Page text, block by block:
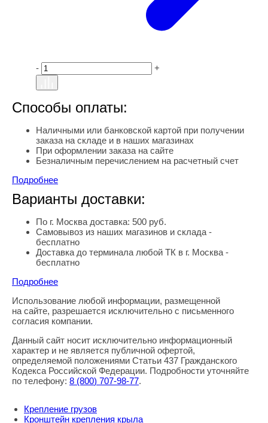
- +
Способы оплаты:
Наличными или банковской картой при получении
заказа на складе и в наших магазинах
При оформлении заказа на сайте
Безналичным перечислением на расчетный счет
Подробнее
Варианты доставки:
По г. Москва доставка: 500 руб.
Самовывоз из наших магазинов и склада -
бесплатно
Доставка до терминала любой ТК в г. Москва -
бесплатно
Подробнее
Правовая информация
Использование любой информации, размещенной
на сайте, разрешается исключительно с письменного
согласия компании.
Данный сайт носит исключительно информационный
характер и не является публичной офертой,
определяемой положениями Статьи 437 Гражданского
Кодекса Российской Федерации. Подробности уточняйте
по телефону: 8 (800) 707-98-77.
Крепление грузов
Кронштейн крепления крыла